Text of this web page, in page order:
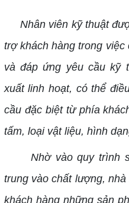
Nhân viên kỹ thuật
trợ khách hàng trong
và đáp ứng yêu cầu kỹ
xuất linh hoạt, có thể
cầu đặc biệt từ phía
tấm, loại vật liệu, hình
Nhờ vào quy trình
trung vào chất lượng,
khách hàng những sản